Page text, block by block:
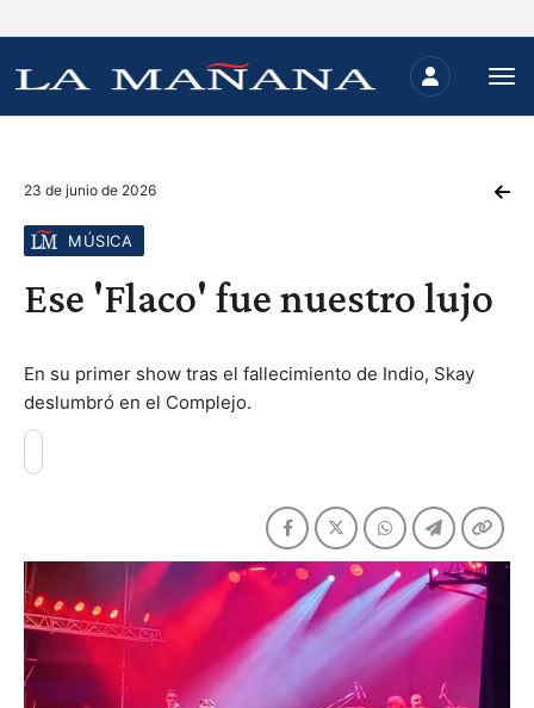
23 de junio de 2026
MÚSICA
Ese 'Flaco' fue nuestro lujo
En su primer show tras el fallecimiento de Indio, Skay
deslumbró en el Complejo.